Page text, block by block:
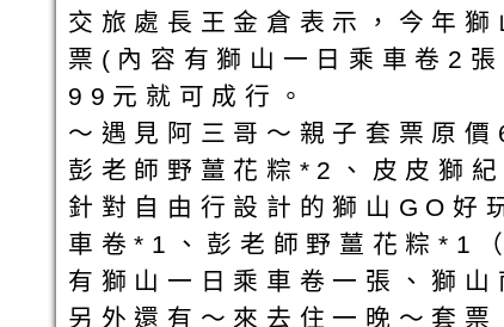
交旅處長王金倉表示，今年
票(內容有獅山一日乘車卷2
99元就可成行。
～遇見阿三哥～親子套票原
彭老師野薑花粽*2、皮皮獅紀
針對自由行設計的獅山GO
車卷*1、彭老師野薑花粽*1
有獅山一日乘車卷一張、獅
另外還有～來去住一晚～套